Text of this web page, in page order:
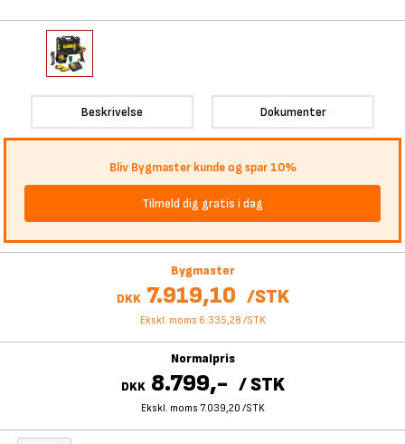
Beskrivelse Dokumenter
Bliv Bygmaster kunde og spar 10%
Tilmeld dig gratis i dag
Bygmaster
DKK 7.919,10 /STK
Ekskl. moms 6.335,28 /STK
Normalpris
DKK 8.799,- / STK
Ekskl. moms 7.039,20 /STK